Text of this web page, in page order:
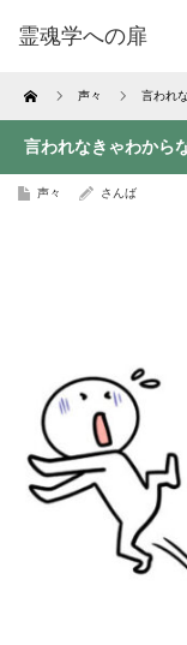
霊魂学への扉
Home 声々 言われ
言われなきゃわから
声々 さんば